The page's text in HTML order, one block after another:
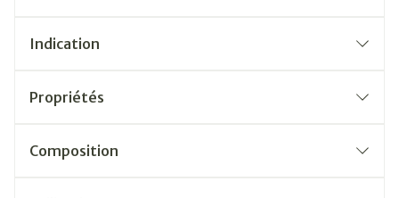
Indication
Propriétés
Composition